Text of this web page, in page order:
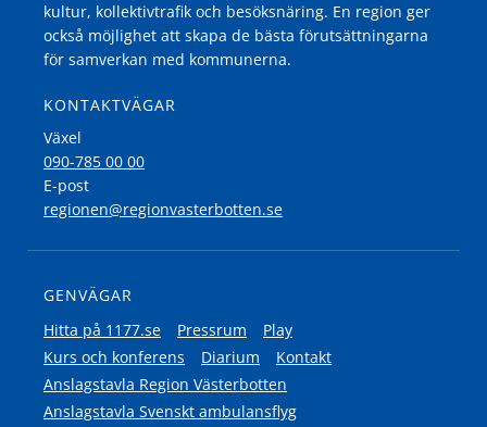
kultur, kollektivtrafik och besöksnäring. En region ger
också möjlighet att skapa de bästa förutsättningarna
för samverkan med kommunerna.
KONTAKTVÄGAR
Växel
090-785 00 00
E-post
regionen@regionvasterbotten.se
GENVÄGAR
Hitta på 1177.se
Pressrum
Play
Kurs och konferens
Diarium
Kontakt
Anslagstavla Region Västerbotten
Anslagstavla Svenskt ambulansflyg